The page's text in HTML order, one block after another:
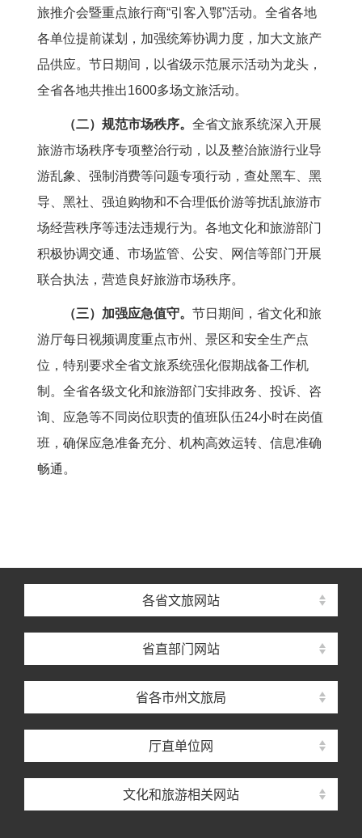
旅推介会暨重点旅行商“引客入鄂”活动。全省各地
各单位提前谋划，加强统筹协调力度，加大文旅产
品供应。节日期间，以省级示范展示活动为龙头，
全省各地共推出1600多场文旅活动。
（二）规范市场秩序。 全省文旅系统深入开展
旅游市场秩序专项整治行动，以及整治旅游行业导
游乱象、强制消费等问题专项行动，查处黑车、黑
导、黑社、强迫购物和不合理低价游等扰乱旅游市
场经营秩序等违法违规行为。各地文化和旅游部门
积极协调交通、市场监管、公安、网信等部门开展
联合执法，营造良好旅游市场秩序。
（三）加强应急值守。 节日期间，省文化和旅
游厅每日视频调度重点市州、景区和安全生产点
位，特别要求全省文旅系统强化假期战备工作机
制。全省各级文化和旅游部门安排政务、投诉、咨
询、应急等不同岗位职责的值班队伍24小时在岗值
班，确保应急准备充分、机构高效运转、信息准确
畅通。
各省文旅网站
省直部门网站
省各市州文旅局
厅直单位网
文化和旅游相关网站